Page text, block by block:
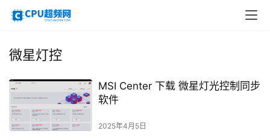
微星灯控
MSI Center 下载 微星灯光控制同步
软件
2025年4月5日